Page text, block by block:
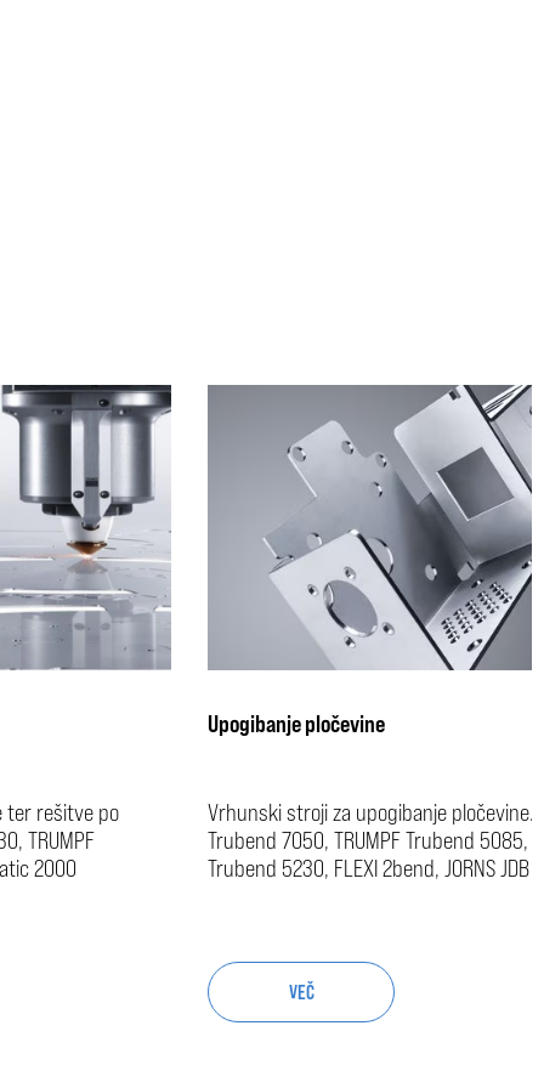
ter rešitve po
TRUMPF
2000
Upogibanje pločevine
Vrhunski stroji za upogibanje pločevine.
Trubend 7050, TRUMPF Trubend 5085,
Trubend 5230, FLEXI 2bend, JORNS JDB
VEČ